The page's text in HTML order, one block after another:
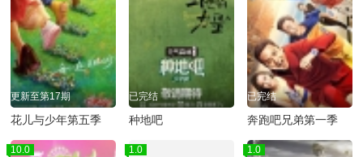
更新至第17期
花儿与少年第五季
已完结
种地吧
已完结
奔跑吧兄弟第一季
10.0 1.0 1.0